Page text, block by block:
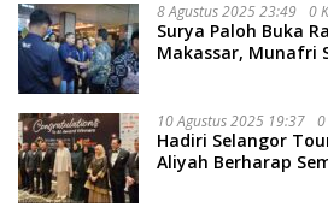
8 Agustus 2025 23:49 0
Surya Paloh Buka
Makassar, Munafri
10 Agustus 2025 19:37
Hadiri Selangor
Aliyah Berharap